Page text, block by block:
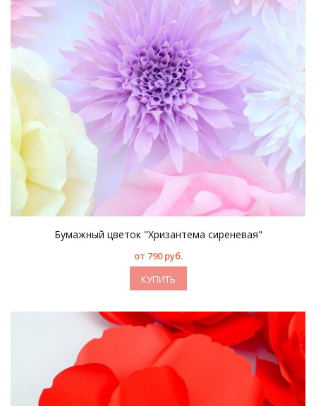
Бумажный цветок "Хризантема сиреневая"
от 790 руб.
КУПИТЬ